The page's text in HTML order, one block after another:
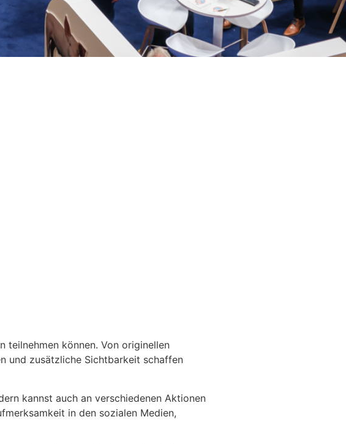
teilnehmen können. Von originellen
und zusätzliche Sichtbarkeit schaffen
kannst auch an verschiedenen Aktionen
in den sozialen Medien,